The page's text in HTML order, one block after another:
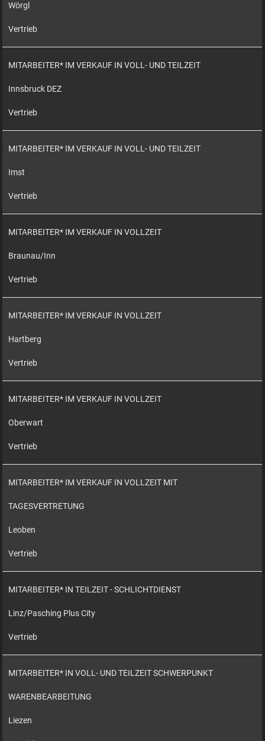
Wörgl
Vertrieb
MITARBEITER* IM VERKAUF IN VOLL- UND TEILZEIT
Innsbruck DEZ
Vertrieb
MITARBEITER* IM VERKAUF IN VOLL- UND TEILZEIT
Imst
Vertrieb
MITARBEITER* IM VERKAUF IN VOLLZEIT
Braunau/Inn
Vertrieb
MITARBEITER* IM VERKAUF IN VOLLZEIT
Hartberg
Vertrieb
MITARBEITER* IM VERKAUF IN VOLLZEIT
Oberwart
Vertrieb
MITARBEITER* IM VERKAUF IN VOLLZEIT MIT
TAGESVERTRETUNG
Leoben
Vertrieb
MITARBEITER* IN TEILZEIT - SCHLICHTDIENST
Linz/Pasching Plus City
Vertrieb
MITARBEITER* IN VOLL- UND TEILZEIT SCHWERPUNKT
WARENBEARBEITUNG
Liezen